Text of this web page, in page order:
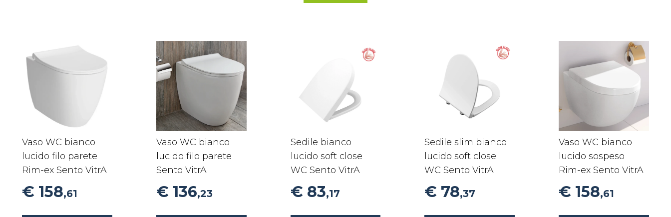
Vaso WC bianco
lucido filo parete
Rim-ex Sento VitrA
€ 158,61
Vaso WC bianco
lucido filo parete
Sento VitrA
€ 136,23
Sedile bianco
lucido soft close
WC Sento VitrA
€ 83,17
Sedile slim bianco
lucido soft close
WC Sento VitrA
€ 78,37
Vaso WC bianco
lucido sospeso
Rim-ex Sento VitrA
€ 158,61